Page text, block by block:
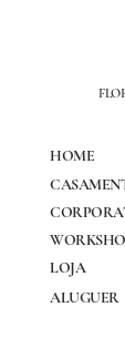
HOME
LOJA
ALUGUER